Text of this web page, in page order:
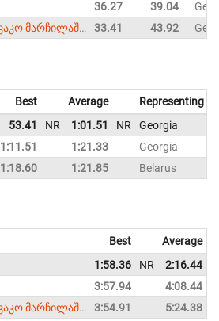
36.27 39.04
Vako Marchilashvili (ვაკო მარჩილაშვილი) 33.41 43.92
Best Average
Representing
53.41 NR 1:01.51 NR Georgia
1:11.51 1:21.33 Georgia
1:18.60 1:21.85 Belarus
Best
Average
1:58.36 NR 2:16.44
3:57.94
4:08.44
Vako Marchilashvili (ვაკო მარჩილაშვილი) 3:54.91 5:24.38